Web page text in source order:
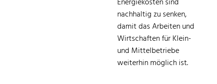
Energiekosten sind
nachhaltig zu senken,
damit das Arbeiten und
Wirtschaften für Klein-
und Mittelbetriebe
weiterhin möglich ist.